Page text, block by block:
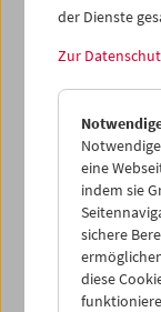
Filme von
der Dienste
Zur
eine
indem sie
sichere
diese